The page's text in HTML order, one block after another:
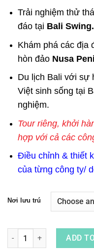
Trải nghiệm thử
đáo tại Bali Swing.
Khám phá các địa
hòn đảo Nusa
Du lịch Bali với sự
Việt sinh sống tại
nghiệm.
Tour riêng, khởi
hợp với cả các
Điều chỉnh & thiết
của từng công ty/
Nơi lưu trú
Tour Bali Team Building
ADD